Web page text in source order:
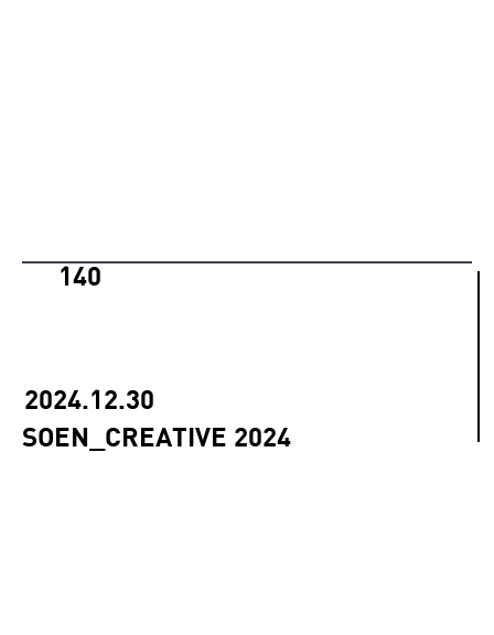
2024.12.30
SOEN_CREATIVE 2024
140